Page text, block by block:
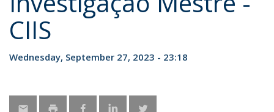
CIIS
Wednesday, September 27, 2023 - 23:18